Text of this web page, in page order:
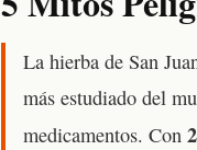
La hierba de San
más estudiado del
medicamentos. Con